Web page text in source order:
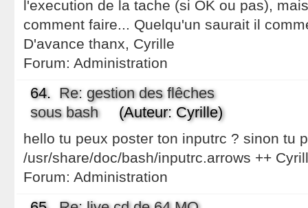
l'execution de la tache (si OK ou pas),
comment faire... Quelqu'un saurait il
D'avance thanx, Cyrille
Forum: Administration
64. Re: gestion des flêches
sous bash(Auteur: Cyrille)
hello tu peux poster ton inputrc ? sinon tu
/usr/share/doc/bash/inputrc.arrows ++
Forum: Administration